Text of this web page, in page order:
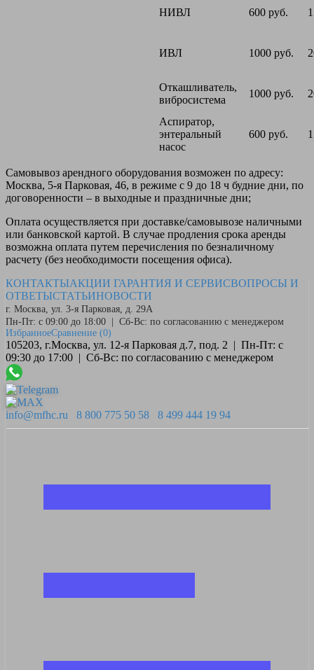
НИВЛ 600 руб.
ИВЛ 1000 руб.
Откашливатель,
вибросистема
1000 руб.
Аспиратор,
энтеральный
насос
600 руб.
Самовывоз арендного оборудования возможен по адресу:
Москва, 5-я Парковая, 46, в режиме с 9 до 18 ч будние дни, по
договоренности – в выходные и праздничные дни;
Оплата осуществляется при доставке/самовывозе наличными
или банковской картой. В случае продления срока аренды
возможна оплата путем перечисления по безналичному
расчету (без необходимости посещения офиса).
КОНТАКТЫАКЦИИ ГАРАНТИЯ И СЕРВИСВОПРОСЫ И
ОТВЕТЫСТАТЬИНОВОСТИ
г. Москва, ул. 3-я Парковая, д. 29А
Пн-Пт: с 09:00 до 18:00 | Сб-Вс: по согласованию с менеджером
ИзбранноеСравнение (0)
105203, г.Москва, ул. 12-я Парковая д.7, под. 2 | Пн-Пт: с
09:30 до 17:00 | Сб-Вс: по согласованию с менеджером
info@mfhc.ru 8 800 775 50 58 8 499 444 19 94